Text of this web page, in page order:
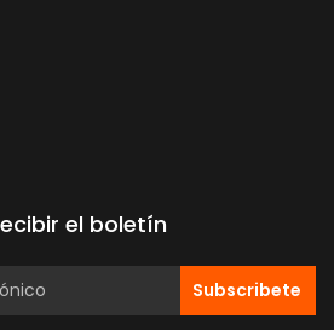
el boletín
Subscribete